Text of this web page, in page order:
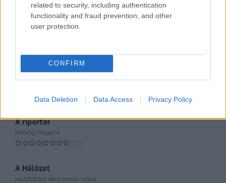
related to security, including authentication
functionality and fraud prevention, and other
user protection.
CONFIRM
Data Deletion Data Access Privacy Policy
Az ügy
oknyomozó műsor
Közéleti esti műsor
Kulturális magazin
A riporter
Hétvégi Magazin
A Hálózat
múltfeltáró oknyomozó műsor